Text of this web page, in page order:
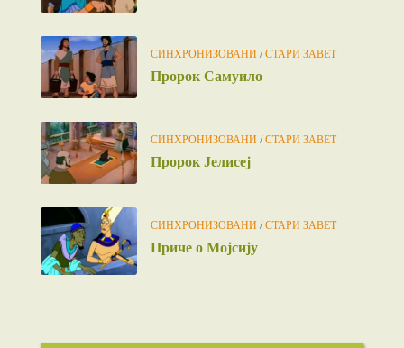
СИНХРОНИЗОВАНИ /СТАРИ ЗАВЕТ
Пророк Самуило
СИНХРОНИЗОВАНИ /СТАРИ ЗАВЕТ
Пророк Јелисеј
СИНХРОНИЗОВАНИ /СТАРИ ЗАВЕТ
Приче о Мојсију